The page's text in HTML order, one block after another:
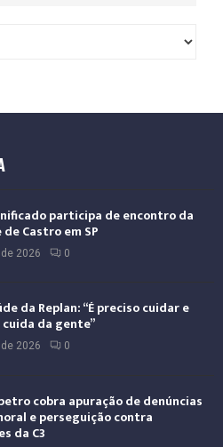
participa de encontro da
de Castro em SP
2026 0
da Replan: “É preciso cuidar e
da gente”
2026 0
cobra apuração de denúncias
e perseguição contra
da C3